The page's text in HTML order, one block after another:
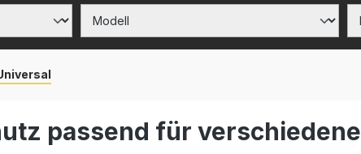
passend für verschiedene